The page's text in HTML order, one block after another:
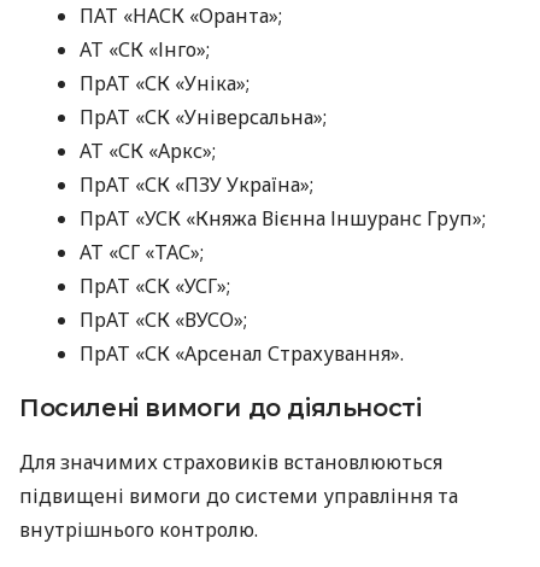
ПАТ «НАСК «Оранта»;
АТ «СК «Інго»;
ПрАТ «СК «Уніка»;
ПрАТ «СК «Універсальна»;
АТ «СК «Аркс»;
ПрАТ «СК «ПЗУ Україна»;
ПрАТ «УСК «Княжа Вієнна Іншуранс Груп»;
АТ «СГ «ТАС»;
ПрАТ «СК «УСГ»;
ПрАТ «СК «ВУСО»;
ПрАТ «СК «Арсенал Страхування».
Посилені вимоги до діяльності
Для значимих страховиків встановлюються
підвищені вимоги до системи управління та
внутрішнього контролю.